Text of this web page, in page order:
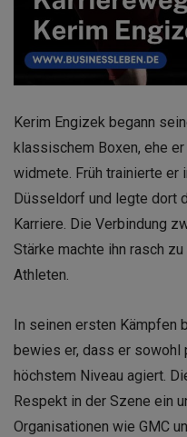
Kerim Engizek begann
klassischem Boxen, ehe
widmete. Früh trainierte er
Düsseldorf und legte dort
Karriere. Die Verbindung
Stärke machte ihn rasch
Athleten.
In seinen ersten Kämpfen
bewies er, dass er sowohl
höchstem Niveau agiert.
Respekt in der Szene ein
Organisationen wie GMC